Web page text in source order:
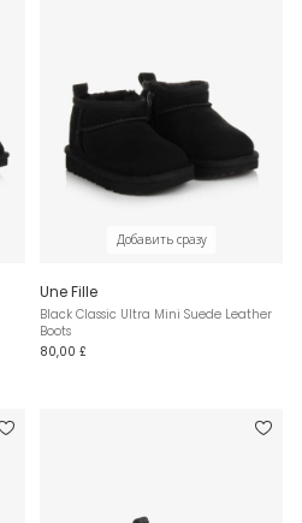
Добавить сразу
Une Fille
Black Classic Ultra Mini Suede Leather
Boots
80,00 £